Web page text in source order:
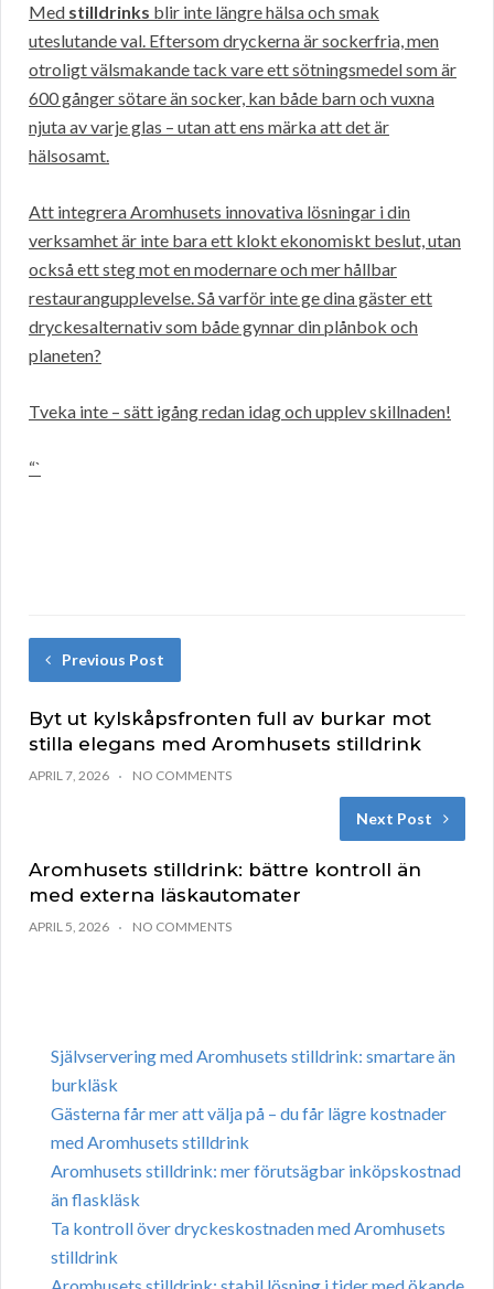
Med stilldrinks blir inte längre hälsa och smak
uteslutande val. Eftersom dryckerna är sockerfria, men
otroligt välsmakande tack vare ett sötningsmedel som är
600 gånger sötare än socker, kan både barn och vuxna
njuta av varje glas – utan att ens märka att det är
hälsosamt.
Att integrera Aromhusets innovativa lösningar i din
verksamhet är inte bara ett klokt ekonomiskt beslut, utan
också ett steg mot en modernare och mer hållbar
restaurangupplevelse. Så varför inte ge dina gäster ett
dryckesalternativ som både gynnar din plånbok och
planeten?
Tveka inte – sätt igång redan idag och upplev skillnaden!
“`
Previous Post
Byt ut kylskåpsfronten full av burkar mot
stilla elegans med Aromhusets stilldrink
APRIL 7, 2026 NO COMMENTS
Next Post
Aromhusets stilldrink: bättre kontroll än
med externa läskautomater
APRIL 5, 2026 NO COMMENTS
Självservering med Aromhusets stilldrink: smartare än
burkläsk
Gästerna får mer att välja på – du får lägre kostnader
med Aromhusets stilldrink
Aromhusets stilldrink: mer förutsägbar inköpskostnad
än flaskläsk
Ta kontroll över dryckeskostnaden med Aromhusets
stilldrink